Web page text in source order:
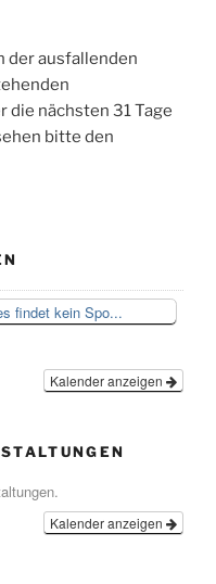
der ausfallenden
nächsten 31 Tage
bitte den
findet kein Spo...
Kalender anzeigen
Kalender anzeigen